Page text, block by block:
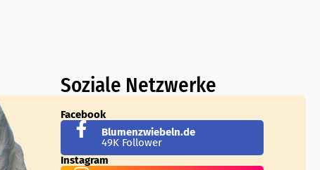
Soziale Netzwerke
Facebook
Blumenzwiebeln.de
49K Follower
Instagram